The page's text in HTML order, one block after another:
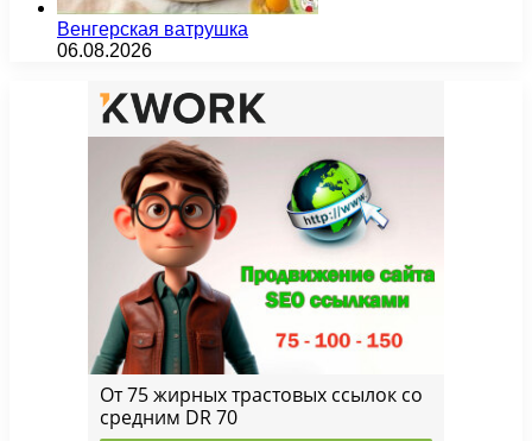
Венгерская ватрушка
06.08.2026